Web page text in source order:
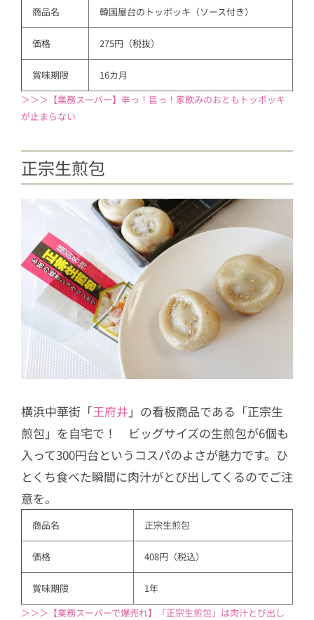
商品名 韓国屋台のトッポッキ（ソース付き）
価格 275円（税抜）
賞味期限
16カ月
＞＞＞【業務スーパー】辛っ！旨っ！家飲みのおともトッポッキ
が止まらない
正宗生煎包
横浜中華街「王府井 」の看板商品である「正宗生
煎包」を自宅で！ ビッグサイズの生煎包が6個も
入って300円台というコスパのよさが魅力です。ひ
とくち食べた瞬間に肉汁がとび出してくるのでご注
意を。
商品名 正宗生煎包
価格 408円（税込）
賞味期限
1年
＞＞＞【業務スーパーで爆売れ】「正宗生煎包」は肉汁とび出し